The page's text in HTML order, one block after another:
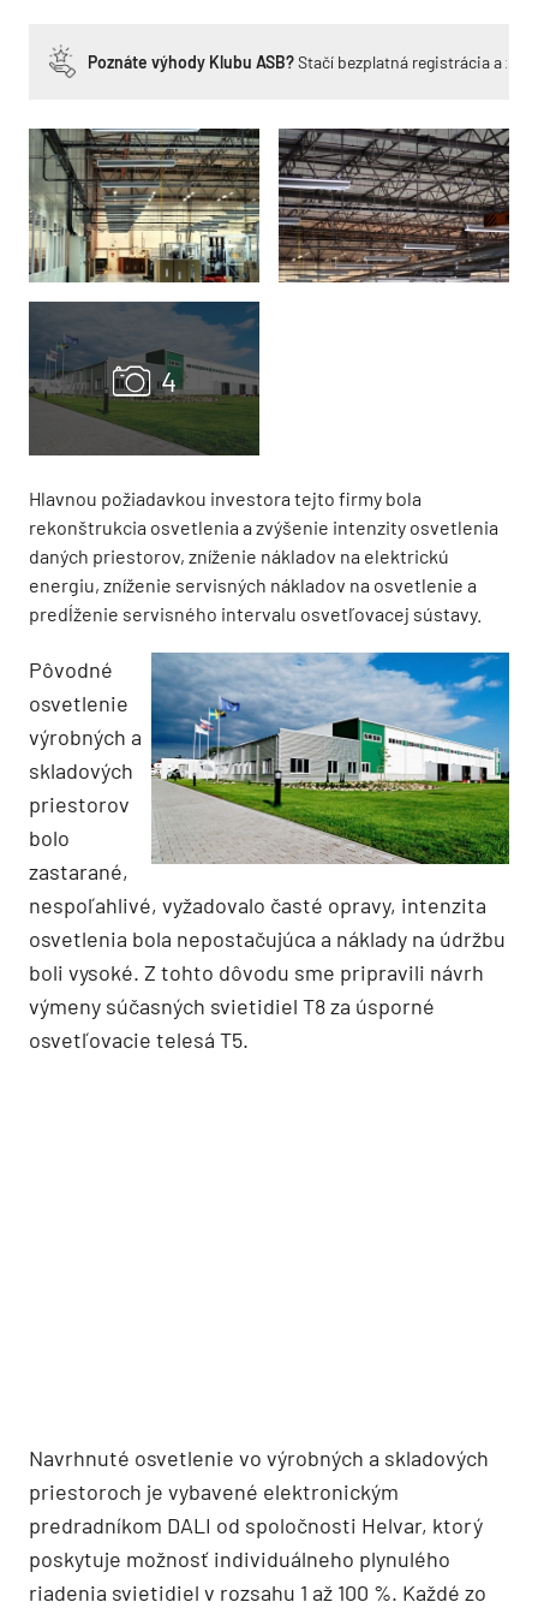
Poznáte výhody Klubu ASB?Stačí bezplatná registrácia a
Hlavnou požiadavkou investora tejto firmy bola
rekonštrukcia osvetlenia a zvýšenie intenzity osvetlenia
daných priestorov, zníženie nákladov na elektrickú
energiu, zníženie servisných nákladov na osvetlenie a
predĺženie servisného intervalu osvetľovacej sústavy.
Pôvodné
osvetlenie
výrobných a
skladových
priestorov
bolo
zastarané,
nespoľahlivé, vyžadovalo časté opravy, intenzita
osvetlenia bola nepostačujúca a náklady na údržbu
boli vysoké. Z tohto dôvodu sme pripravili návrh
výmeny súčasných svietidiel T8 za úsporné
osvetľovacie telesá T5.
Navrhnuté osvetlenie vo výrobných a skladových
priestoroch je vybavené elektronickým
predradníkom DALI od spoločnosti Helvar, ktorý
poskytuje možnosť individuálneho plynulého
riadenia svietidiel v rozsahu 1 až 100 %. Každé zo